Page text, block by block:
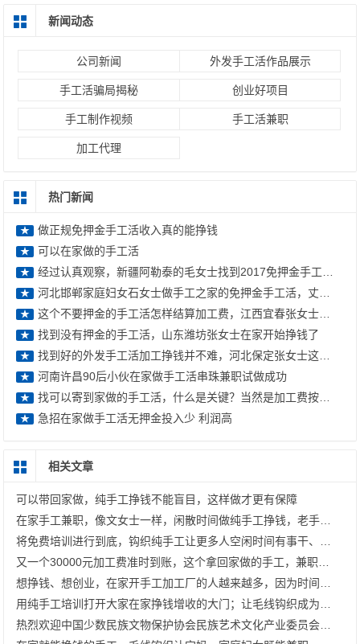
新闻动态
公司新闻 外发手工活作品展示
手工活骗局揭秘 创业好项目
手工制作视频 手工活兼职
加工代理
热门新闻
★ 做正规免押金手工活收入真的能挣钱
★ 可以在家做的手工活
★ 经过认真观察，新疆阿勒泰的毛女士找到2017免押金手工活外发好项目，
★ 河北邯郸家庭妇女石女士做手工之家的免押金手工活，丈夫在外打工后在家挣钱
★ 这个不要押金的手工活怎样结算加工费，江西宜春张女士这样回答
★ 找到没有押金的手工活，山东潍坊张女士在家开始挣钱了
★ 找到好的外发手工活加工挣钱并不难，河北保定张女士这样说
★ 河南许昌90后小伙在家做手工活串珠兼职试做成功
★ 找可以寄到家做的手工活，什么是关键？当然是加工费按时结算
★ 急招在家做手工活无押金投入少 利润高
相关文章
可以带回家做，纯手工挣钱不能盲目，这样做才更有保障